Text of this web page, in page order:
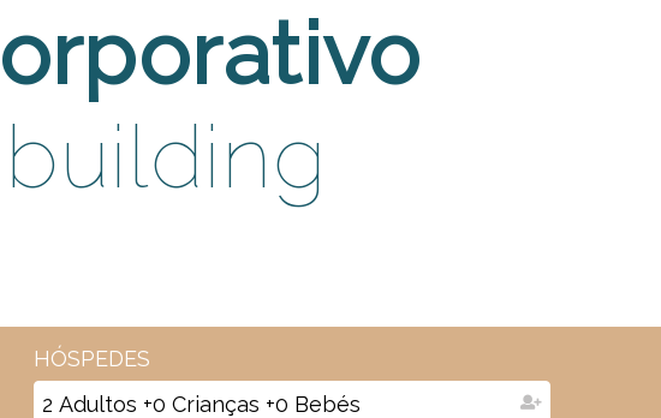
HÓSPEDES
2 Adultos +0 Crianças +0 Bebés